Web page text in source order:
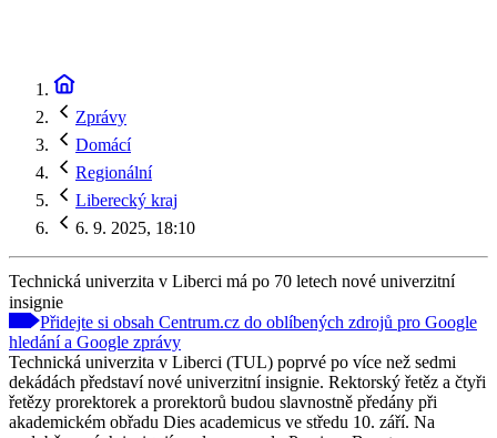
Zprávy
Domácí
Regionální
Liberecký kraj
6. 9. 2025, 18:10
Technická univerzita v Liberci má po 70 letech nové univerzitní
insignie
Přidejte si obsah Centrum.cz do oblíbených zdrojů pro Google
hledání a Google zprávy
Technická univerzita v Liberci (TUL) poprvé po více než sedmi
dekádách představí nové univerzitní insignie. Rektorský řetěz a čtyři
řetězy prorektorek a prorektorů budou slavnostně předány při
akademickém obřadu Dies academicus ve středu 10. září. Na